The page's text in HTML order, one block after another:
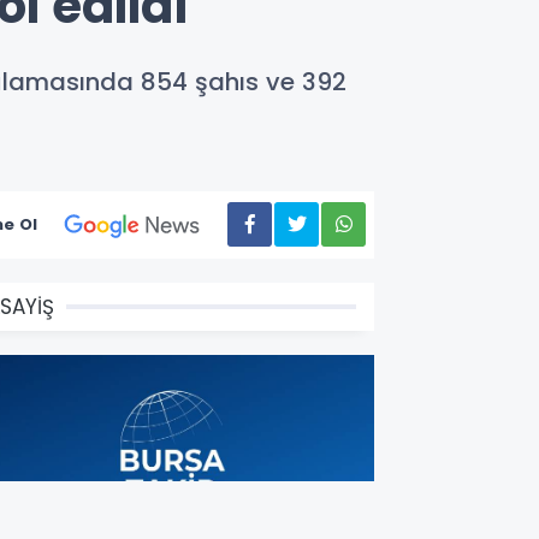
854 şahıs ve 392
Ol